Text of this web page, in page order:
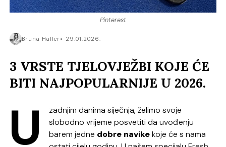
Pinterest
Bruna Haller 29.01.2026.
3 VRSTE TJELOVJEŽBI KOJE ĆE
BITI NAJPOPULARNIJE U 2026.
U
zadnjim danima siječnja, želimo svoje
slobodno vrijeme posvetiti da uvođenju
barem jedne dobre navikekoje će s nama